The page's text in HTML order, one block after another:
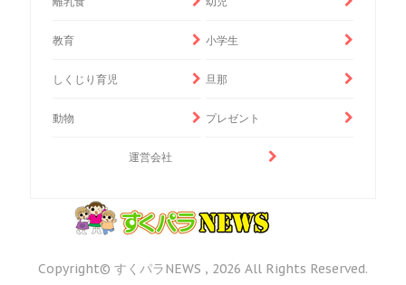
教育 小学生
しくじり育児 旦那
動物 プレゼント
運営会社
Copyright© すくパラNEWS , 2026 All Rights Reserved.